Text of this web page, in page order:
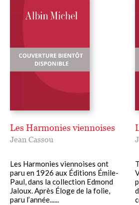
Les Harmonies viennoises
Jean Cassou
Les Harmonies viennoises ont
paru en 1926 aux Éditions Émile-
Paul, dans la collection Edmond
Jaloux. Après Éloge de la folie,
paru l’année......